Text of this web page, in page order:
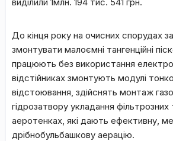
До кінця року на очисних спорудах
змонтувати малоємні тангенційні
працюють без використання
відстійниках змонтують модулі
відстоювання, здійснять монтаж
гідрозатвору укладання фільтрозних
аеротенках, які дають ефективну,
дрібнобульбашкову аерацію.